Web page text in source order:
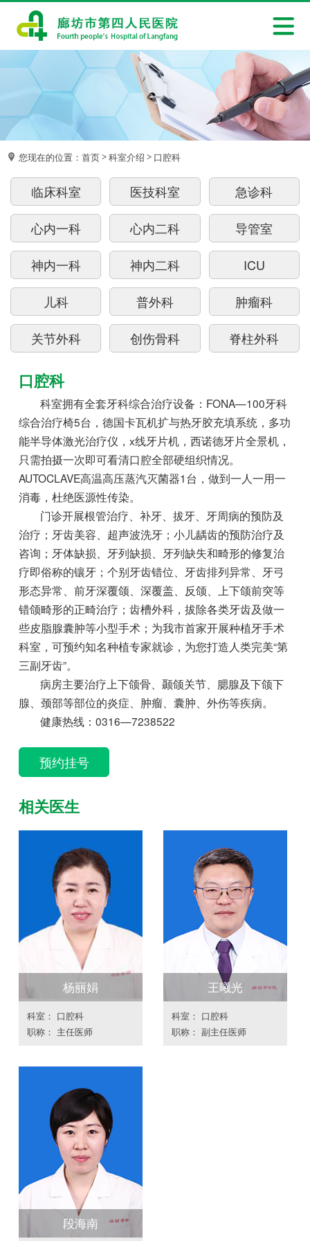
您现在的位置： 首页 > 科室介绍 > 口腔科
临床科室 医技科室 急诊科
心内一科 心内二科 导管室
神内一科 神内二科 ICU
儿科 普外科 肿瘤科
关节外科 创伤骨科 脊柱外科
手足外烧伤科
产房 妇科 胸心外科
泌尿科 眼科 耳鼻喉科
口腔科 麻醉科 手术室
中医康复科 皮肤科 感染性疾病科
全科医学科 健康体检中心 影像科
内镜科 超声科 检验科
病理科 放疗科 药学部
营养科
内分泌肾病科
口腔科
科室拥有全套牙科综合治疗设备：FONA—100牙科
综合治疗椅5台，德国卡瓦机扩与热牙胶充填系统，多功
能半导体激光治疗仪，x线牙片机，西诺德牙片全景机，
只需拍摄一次即可看清口腔全部硬组织情况。
AUTOCLAVE高温高压蒸汽灭菌器1台，做到一人一用一
消毒，杜绝医源性传染。
门诊开展根管治疗、补牙、拔牙、牙周病的预防及
治疗；牙齿美容、超声波洗牙；小儿龋齿的预防治疗及
咨询；牙体缺损、牙列缺损、牙列缺失和畸形的修复治
疗即俗称的镶牙；个别牙齿错位、牙齿排列异常、牙弓
形态异常、前牙深覆颌、深覆盖、反颌、上下颌前突等
错颌畸形的正畸治疗；齿槽外科，拔除各类牙齿及做一
些皮脂腺囊肿等小型手术；为我市首家开展种植牙手术
科室，可预约知名种植专家就诊，为您打造人类完美“第
三副牙齿”。
病房主要治疗上下颌骨、颞颌关节、腮腺及下颌下
腺、颈部等部位的炎症、肿瘤、囊肿、外伤等疾病。
健康热线：0316—7238522
预约挂号
相关医生
杨丽娟
科室： 口腔科
职称： 主任医师
王曦光
科室： 口腔科
职称： 副主任医师
段海南